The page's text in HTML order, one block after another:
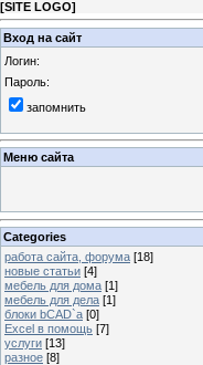
[SITE LOGO]
Вход на сайт
Логин:
Пароль:
запомнить
Меню сайта
Categories
работа сайта, форума [18]
новые статьи [4]
мебель для дома [1]
мебель для дела [1]
блоки bCAD`a [0]
Excel в помощь [7]
услуги [13]
разное [8]